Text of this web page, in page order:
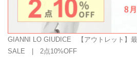
GIANNI LO GIUDICE 【アウトレット】
SALE | 2点10%OFF